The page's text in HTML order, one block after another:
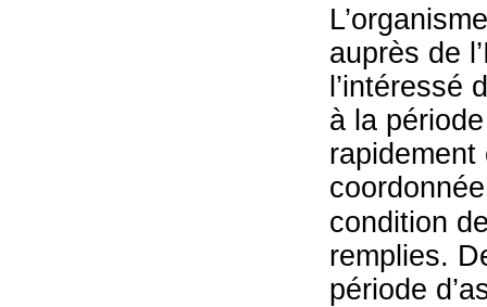
auprès de
l’intéressé
à la
condition
remplies.
période